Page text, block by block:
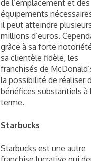
de l’emplacement et des
équipements
il peut atteindre
millions d’euros.
grâce à sa forte
sa clientèle fidèle, les
franchisés de
la possibilité de réaliser
bénéfices substantiels à
terme.
Starbucks
Starbucks est une autre